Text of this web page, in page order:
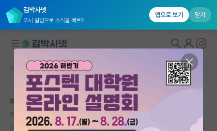
김박사넷
푸시 알림으로 소식을 빠르게
앱으로 보기 닫기
대학원생 모집
국내대학원 정보
연구실&오픈랩
커뮤니티 홈 자유 게시판(아무개랩)
skp랑 ky 차이가 그렇게 극심한지 궁금합니다.
허기진 알프레드 노벨
2022.03.16 27 8566